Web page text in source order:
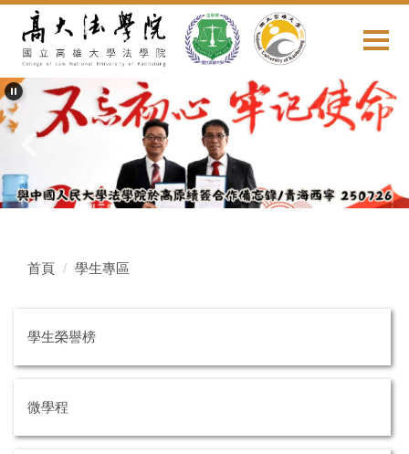
要
內
容
區
首頁 學生專區
學生榮譽榜
微學程